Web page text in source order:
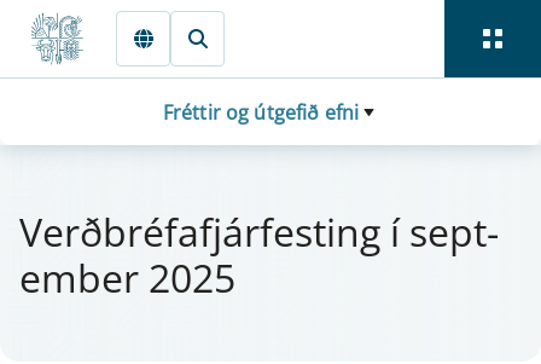
Fara beint í Meginmál
Fréttir og útgefið efni
Verðbréfa­fjá­rfest­ing í sept­
em­ber 2025